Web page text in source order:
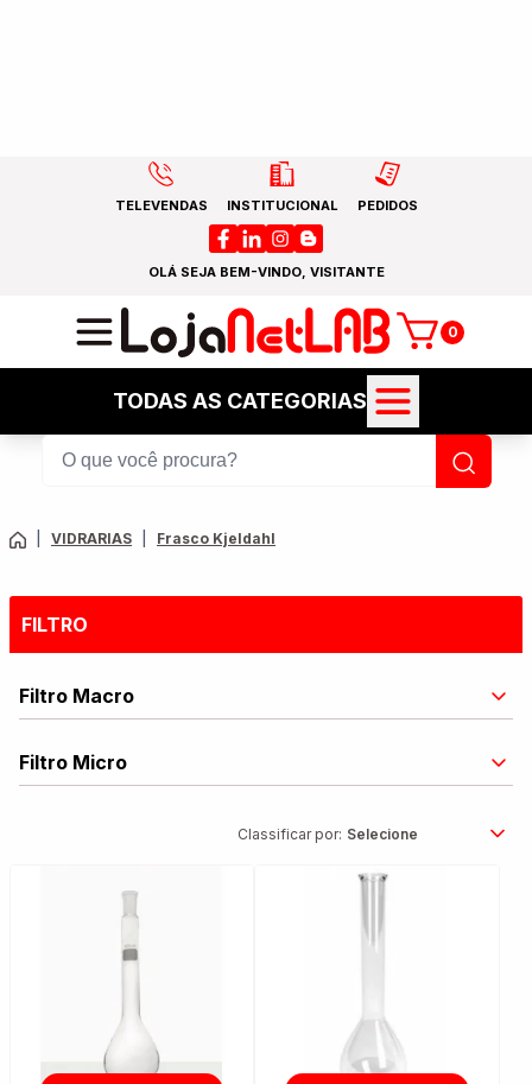
TELEVENDAS INSTITUCIONAL PEDIDOS
OLÁ SEJA BEM-VINDO, VISITANTE
0
TODAS AS CATEGORIAS
VIDRARIAS Frasco Kjeldahl
FILTRO
Filtro Macro
Filtro Micro
Classificar por: